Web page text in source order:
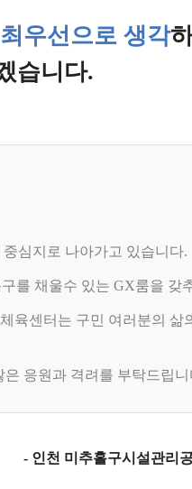
우선으로 생각
습니다.
심지로 나아가고 있습니다.
를 채울수 있는 GX룸을 갖
육센터는 구민 여러분의 삶
응원과 격려를 부탁드립
- 인천 미추홀구시설관리